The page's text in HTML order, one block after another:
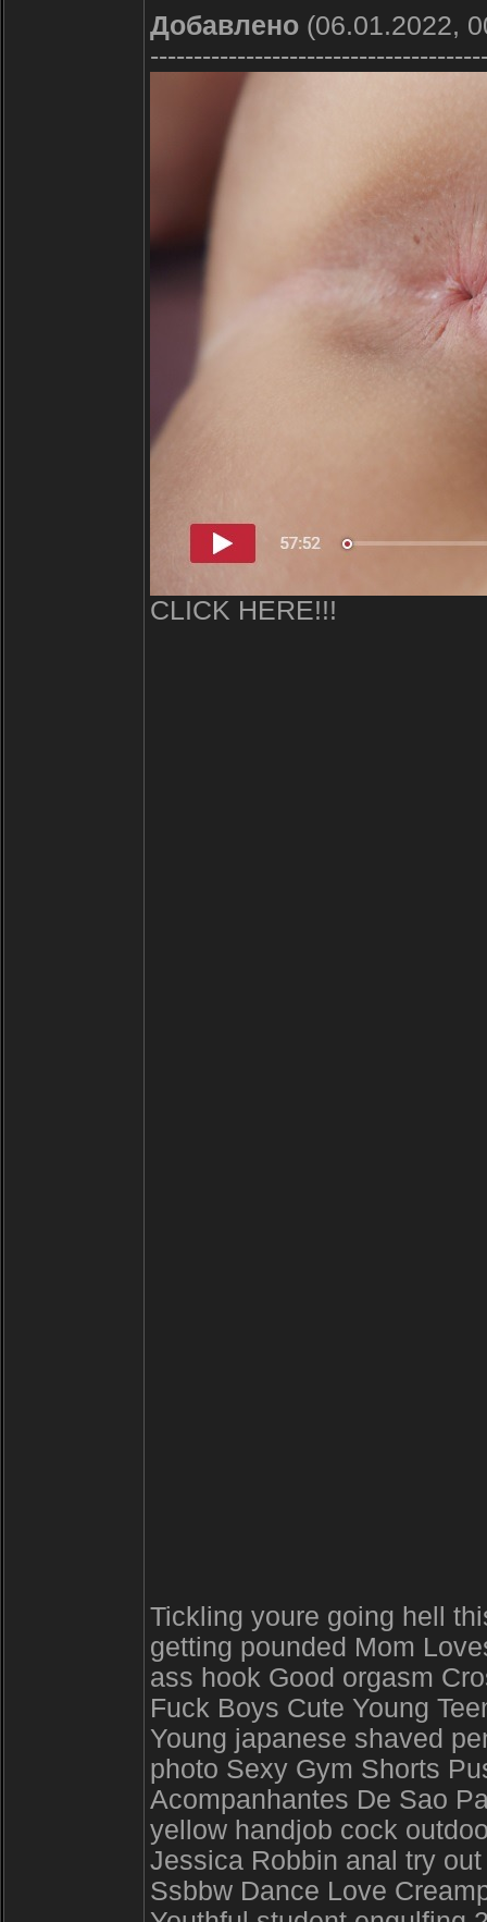
Добавлено (06.01.2022,
CLICK HERE!!!
Tickling youre going hell
getting pounded Mom
ass hook Good orgasm
Fuck Boys Cute Young
Young japanese shaved
photo Sexy Gym Shorts
Acompanhantes De Sao
yellow handjob cock
Jessica Robbin anal try
Ssbbw Dance Love